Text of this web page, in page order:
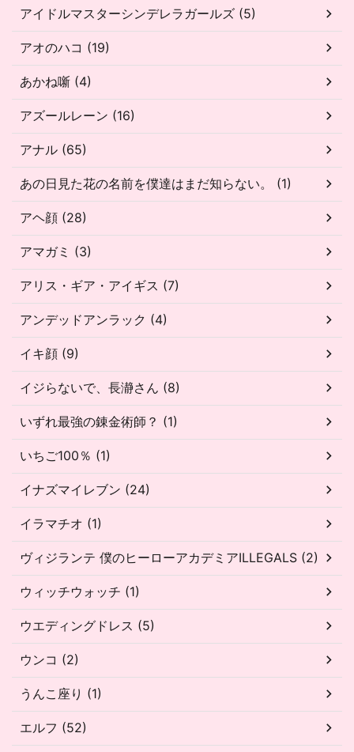
アイドルマスターシンデレラガールズ (5)
アオのハコ (19)
あかね噺 (4)
アズールレーン (16)
アナル (65)
あの日見た花の名前を僕達はまだ知らない。 (1)
アヘ顔 (28)
アマガミ (3)
アリス・ギア・アイギス (7)
アンデッドアンラック (4)
イキ顔 (9)
イジらないで、長瀞さん (8)
いずれ最強の錬金術師？ (1)
いちご100％ (1)
イナズマイレブン (24)
イラマチオ (1)
ヴィジランテ 僕のヒーローアカデミアILLEGALS (2)
ウィッチウォッチ (1)
ウエディングドレス (5)
ウンコ (2)
うんこ座り (1)
エルフ (52)